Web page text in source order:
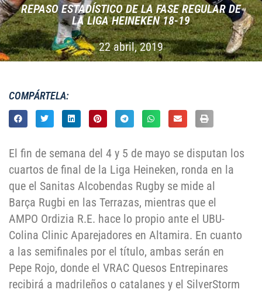
REPASO ESTADÍ­STICO DE LA FASE REGULAR DE
LA LIGA HEINEKEN 18-19
22 abril, 2019
COMPÁRTELA:
El fin de semana del 4 y 5 de mayo se disputan los
cuartos de final de la Liga Heineken, ronda en la
que el Sanitas Alcobendas Rugby se mide al
Barça Rugbi en las Terrazas, mientras que el
AMPO Ordizia R.E. hace lo propio ante el UBU-
Colina Clinic Aparejadores en Altamira. En cuanto
a las semifinales por el título, ambas serán en
Pepe Rojo, donde el VRAC Quesos Entrepinares
recibirá a madrileños o catalanes y el SilverStorm